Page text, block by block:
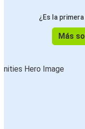
¿Es la
Más